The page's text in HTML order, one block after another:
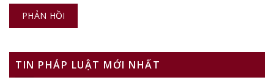
TIN PHÁP LUẬT MỚI NHẤT